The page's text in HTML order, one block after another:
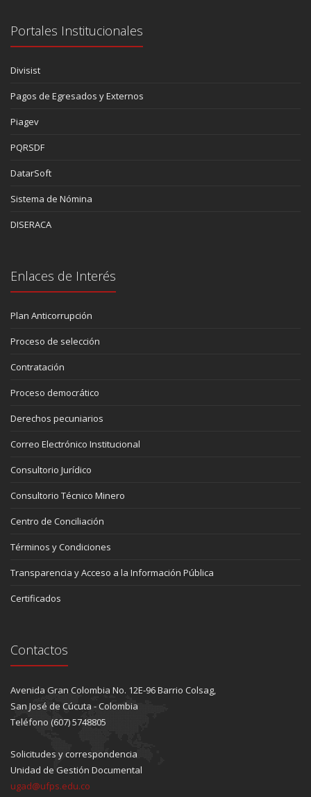
Portales Institucionales
Divisist
Pagos de Egresados y Externos
Piagev
PQRSDF
DatarSoft
Sistema de Nómina
DISERACA
Enlaces de Interés
Plan Anticorrupción
Proceso de selección
Contratación
Proceso democrático
Derechos pecuniarios
Correo Electrónico Institucional
Consultorio Jurídico
Consultorio Técnico Minero
Centro de Conciliación
Términos y Condiciones
Transparencia y Acceso a la Información Pública
Certificados
Contactos
Avenida Gran Colombia No. 12E-96 Barrio Colsag,
San José de Cúcuta - Colombia
Teléfono (607) 5748805
Solicitudes y correspondencia
Unidad de Gestión Documental
ugad@ufps.edu.co